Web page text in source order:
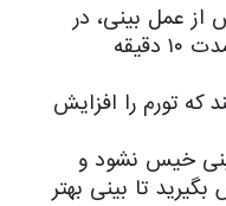
از عمل بینی، در
روز سه بار از کمپرس سرد به مدت ۱۰ دقیقه
که تورم را افزایش
خیس نشود و
تا بینی بهتر